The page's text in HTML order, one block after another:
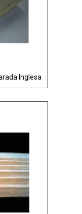
Inglesa